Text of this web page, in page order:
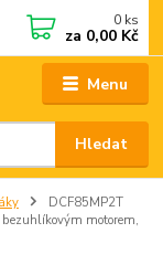
Menu
Hledat
0 ks
za 0,00 Kč
DCF85MP2T
motorem,